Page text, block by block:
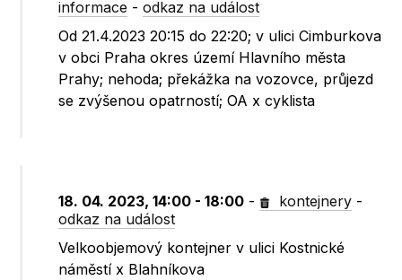
informace -odkaz na událost
Od 21.4.2023 20:15 do 22:20; v ulici Cimburkova
v obci Praha okres území Hlavního města
Prahy; nehoda; překážka na vozovce, průjezd
se zvýšenou opatrností; OA x cyklista
18. 04. 2023, 14:00 - 18:00 - kontejnery -
odkaz na událost
Velkoobjemový kontejner v ulici Kostnické
náměstí x Blahníkova